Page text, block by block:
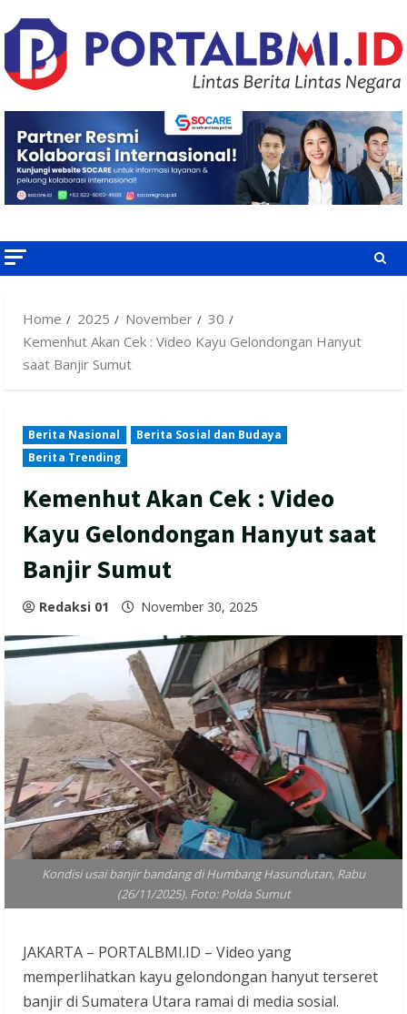
to
content
Home 2025 November
30
Kemenhut Akan Cek : Video Kayu Gelondongan Hanyut
saat Banjir Sumut
Berita Nasional
Berita Sosial dan Budaya
Berita Trending
Kemenhut Akan Cek : Video
Kayu Gelondongan Hanyut saat
Banjir Sumut
Redaksi 01 November 30, 2025
Kondisi usai banjir bandang di Humbang Hasundutan, Rabu
(26/11/2025). Foto: Polda Sumut
JAKARTA – PORTALBMI.ID – Video yang
memperlihatkan kayu gelondongan hanyut terseret
banjir di Sumatera Utara ramai di media sosial.